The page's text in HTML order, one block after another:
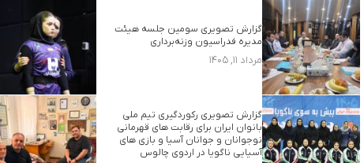
گزارش تصویری سومین جلسه هیئت
مدیره فدراسیون وزنه‌برداری
مرداد ۱۱, ۱۴۰۵
گزارش تصویری رکوردگیری تیم ملی
بانوان ایران برای رقابت های قهرمانی
نوجوانان و جوانان آسیا و بازی های
آسیایی ناگویا در اردوی چالوس